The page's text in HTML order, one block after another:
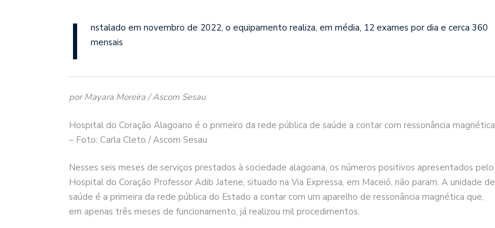
I
nstalado em novembro de 2022, o equipamento realiza, em média, 12 exames por dia e cerca 360
mensais
por Mayara Moreira / Ascom Sesau
Hospital do Coração Alagoano é o primeiro da rede pública de saúde a contar com ressonância magnética
– Foto: Carla Cleto / Ascom Sesau
Nesses seis meses de serviços prestados à sociedade alagoana, os números positivos apresentados pelo
Hospital do Coração Professor Adib Jatene, situado na Via Expressa, em Maceió, não param. A unidade de
saúde é a primeira da rede pública do Estado a contar com um aparelho de ressonância magnética que,
em apenas três meses de funcionamento, já realizou mil procedimentos.